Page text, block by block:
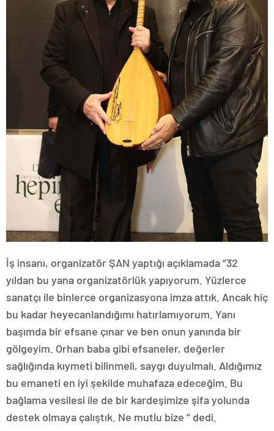
İş insanı, organizatör ŞAN yaptığı açıklamada ‘’32
yıldan bu yana organizatörlük yapıyorum. Yüzlerce
sanatçı ile binlerce organizasyona imza attık. Ancak hiç
bu kadar heyecanlandığımı hatırlamıyorum. Yanı
başımda bir efsane çınar ve ben onun yanında bir
gölgeyim. Orhan baba gibi efsaneler, değerler
sağlığında kıymeti bilinmeli, saygı duyulmalı. Aldığımız
bu emaneti en iyi şekilde muhafaza edeceğim. Bu
bağlama vesilesi ile de bir kardeşimize şifa yolunda
destek olmaya çalıştık. Ne mutlu bize ‘’ dedi.